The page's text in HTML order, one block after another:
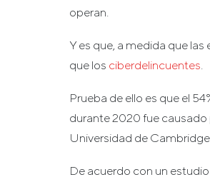
operan.
Y es que, a medida que
que los ciberdelincuentes
Prueba de ello es que el
durante 2020 fue
Universidad de Cambridge.
De acuerdo con un